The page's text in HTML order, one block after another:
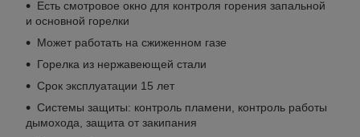
Есть смотровое окно для контроля горения запальной
и основной горелки
Может работать на сжиженном газе
Горелка из нержавеющей стали
Срок эксплуатации 15 лет
Системы защиты: контроль пламени, контроль работы
дымохода, защита от закипания